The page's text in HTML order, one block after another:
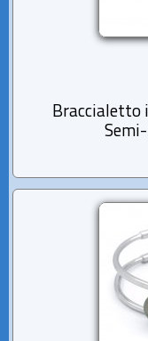
Braccialetto